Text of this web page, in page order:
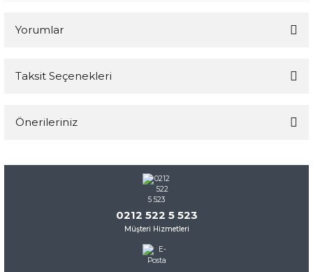
Yorumlar
Taksit Seçenekleri
Önerileriniz
konularda yetersiz gördüğünüz noktaları öneri formunu
kullanarak tarafımıza iletebilirsiniz.
Görüş ve önerileriniz için teşekkür ederiz.
Ürün resmi kalitesiz, bozuk veya görüntülenemiyor.
Ürün açıklamasında eksik bilgiler bulunuyor.
0212 522 5 523
Müşteri Hizmetleri